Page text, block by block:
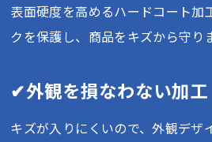
表面硬度を高めるハードコート加
クを保護し、商品をキズから守り
✔外観を損なわない加工
キズが入りにくいので、外観デザ